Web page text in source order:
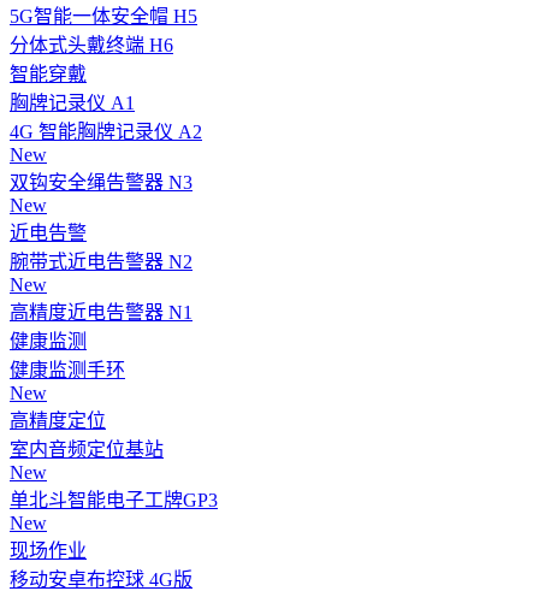
5G智能一体安全帽 H5
分体式头戴终端 H6
智能穿戴
胸牌记录仪 A1
4G 智能胸牌记录仪 A2
New
双钩安全绳告警器 N3
New
近电告警
腕带式近电告警器 N2
New
高精度近电告警器 N1
健康监测
健康监测手环
New
高精度定位
室内音频定位基站
New
单北斗智能电子工牌GP3
New
现场作业
移动安卓布控球 4G版